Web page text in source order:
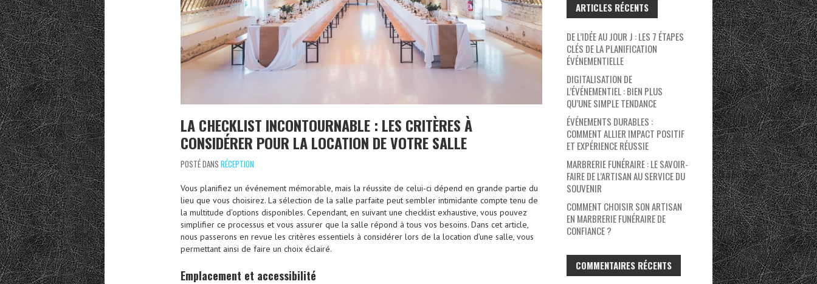
LA CHECKLIST INCONTOURNABLE : LES CRITÈRES À
CONSIDÉRER POUR LA LOCATION DE VOTRE SALLE
POSTÉ DANS RÉCEPTION
Vous planifiez un événement mémorable, mais la réussite de celui-ci dépend en grande partie du
lieu que vous choisirez. La sélection de la salle parfaite peut sembler intimidante compte tenu de
la multitude d’options disponibles. Cependant, en suivant une checklist exhaustive, vous pouvez
simplifier ce processus et vous assurer que la salle répond à tous vos besoins. Dans cet article,
nous passerons en revue les critères essentiels à considérer lors de la location d’une salle, vous
permettant ainsi de faire un choix éclairé.
Emplacement et accessibilité
ARTICLES RÉCENTS
DE L’IDÉE AU JOUR J : LES 7 ÉTAPES
CLÉS DE LA PLANIFICATION
ÉVÉNEMENTIELLE
DIGITALISATION DE
L’ÉVÉNEMENTIEL : BIEN PLUS
QU’UNE SIMPLE TENDANCE
ÉVÉNEMENTS DURABLES :
COMMENT ALLIER IMPACT POSITIF
ET EXPÉRIENCE RÉUSSIE
MARBRERIE FUNÉRAIRE : LE SAVOIR-
FAIRE DE L’ARTISAN AU SERVICE DU
SOUVENIR
COMMENT CHOISIR SON ARTISAN
EN MARBRERIE FUNÉRAIRE DE
CONFIANCE ?
COMMENTAIRES RÉCENTS